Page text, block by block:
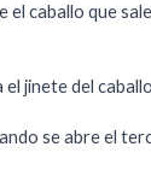
el caballo que
el jinete del
se abre el